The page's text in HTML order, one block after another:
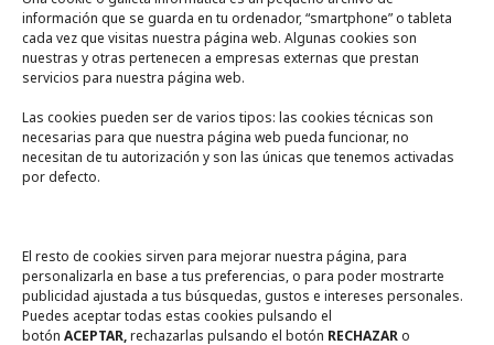
información que se guarda en tu ordenador, “smartphone” o tableta
cada vez que visitas nuestra página web. Algunas cookies son
nuestras y otras pertenecen a empresas externas que prestan
servicios para nuestra página web.
Las cookies pueden ser de varios tipos: las cookies técnicas son
necesarias para que nuestra página web pueda funcionar, no
necesitan de tu autorización y son las únicas que tenemos activadas
por defecto.
El resto de cookies sirven para mejorar nuestra página, para
personalizarla en base a tus preferencias, o para poder mostrarte
publicidad ajustada a tus búsquedas, gustos e intereses personales.
Puedes aceptar todas estas cookies pulsando el
botón ACEPTAR,rechazarlas pulsando el botón RECHAZARo
A un click
Tienda online Legal
Política de privacidad